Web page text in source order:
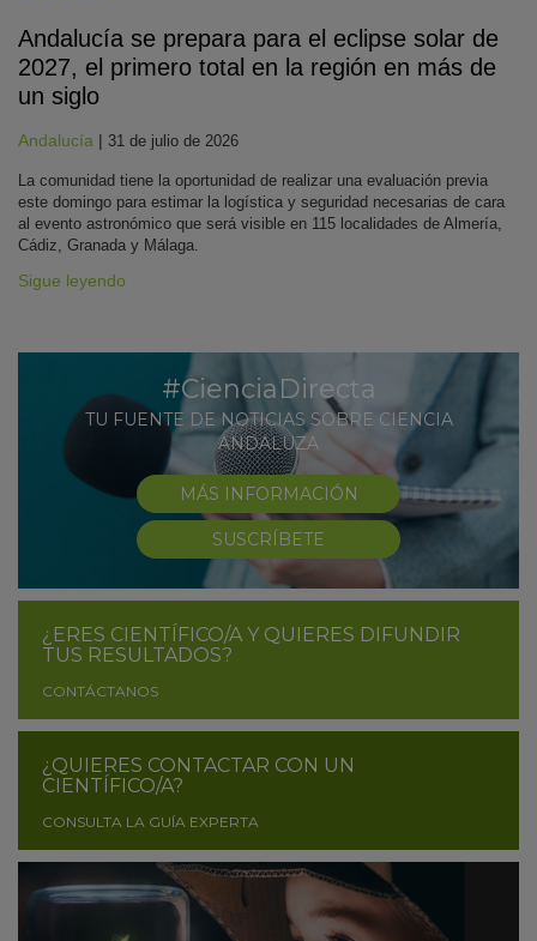
Andalucía se prepara para el eclipse solar de
2027, el primero total en la región en más de
un siglo
Andalucía | 31 de julio de 2026
La comunidad tiene la oportunidad de realizar una evaluación previa
este domingo para estimar la logística y seguridad necesarias de cara
al evento astronómico que será visible en 115 localidades de Almería,
Cádiz, Granada y Málaga.
Sigue leyendo
#CienciaDirecta
TU FUENTE DE NOTICIAS SOBRE CIENCIA
ANDALUZA
MÁS INFORMACIÓN
SUSCRÍBETE
¿ERES CIENTÍFICO/A Y QUIERES DIFUNDIR
TUS RESULTADOS?
CONTÁCTANOS
¿QUIERES CONTACTAR CON UN
CIENTÍFICO/A?
CONSULTA LA GUÍA EXPERTA